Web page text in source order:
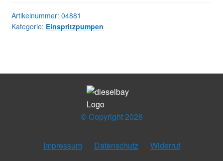
Menge
Artikelnummer: 04881
Kategorie: Einspritzpumpen
© Copyright 2026
Impressum Datenschutz
Widerruf